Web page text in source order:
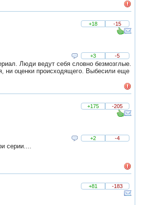
+18
-15
+3 -5
Люди ведут себя словно безмозглые.
ни оценки происходящего. Выбесили еще
+175
-205
+2 -4
серии....
+81
-183